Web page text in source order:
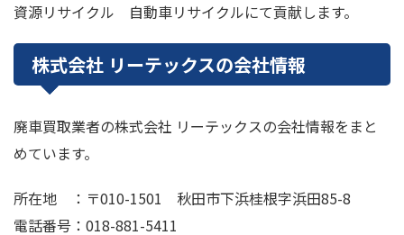
資源リサイクル 自動車リサイクルにて貢献します。
株式会社 リーテックスの会社情報
廃車買取業者の株式会社 リーテックスの会社情報をまと
めています。
所在地 ：〒010-1501 秋田市下浜桂根字浜田85-8
電話番号：018-881-5411